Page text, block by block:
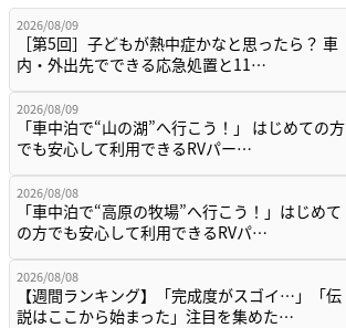
2026/08/09
［第5回］子どもが熱中症かなと思ったら？ 車
内・外出先でできる応急処置と11…
2026/08/09
「車中泊で“山の湖”へ行こう！」 はじめての方
でも安心して利用できるRVパー…
2026/08/08
「車中泊で“高原の牧場”へ行こう！」はじめて
の方でも安心して利用できるRVパ…
2026/08/08
【週間ランキング】「完成度がスゴイ…」「伝
説はここから始まった」注目を集めた…